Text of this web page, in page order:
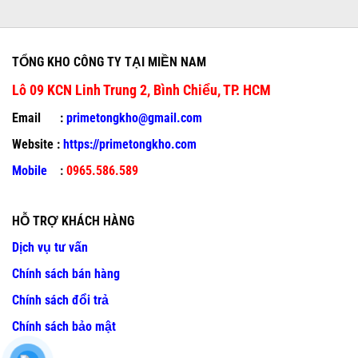
TỔNG KHO CÔNG TY TẠI MIỀN NAM
Lô 09 KCN Linh Trung 2, Bình Chiểu, TP. HCM
Email : primetongkho@gmail.com
Website : https://primetongkho.com
Mobile : 0965.586.589
HỖ TRỢ KHÁCH HÀNG
Dịch vụ tư vấn
Chính sách bán hàng
Chính sách đổi trả
Chính sách bảo mật